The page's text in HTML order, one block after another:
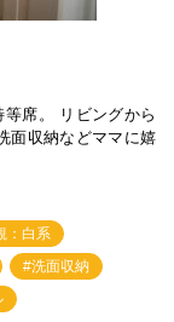
席。 リビングから
面収納などママに嬉
：白系
洗面収納